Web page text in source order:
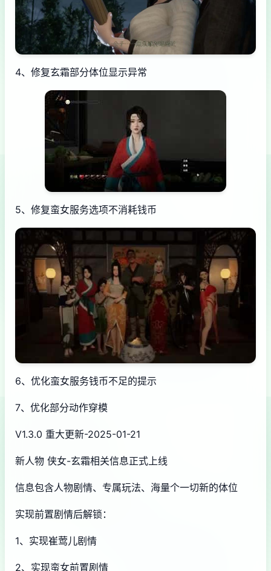
4、修复玄霜部分体位显示异常
5、修复蛮女服务选项不消耗钱币
6、优化蛮女服务钱币不足的提示
7、优化部分动作穿模
V1.3.0 重大更新-2025-01-21
新人物 侠女-玄霜相关信息正式上线
信息包含人物剧情、专属玩法、海量个一切新的体位
实现前置剧情后解锁：
1、实现崔莺儿剧情
2、实现蛮女前置剧情